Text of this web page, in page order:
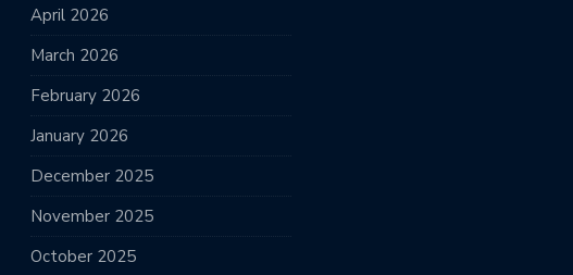
April 2026
March 2026
February 2026
January 2026
December 2025
November 2025
October 2025